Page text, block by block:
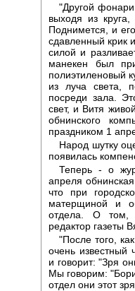
"Другой
выходя из
Поднимется, и
сдавленный крик
силой и
манекен был
полиэтиленовый
из луча света,
посреди зала.
свет, и Витя
обнинского
праздником 1
Народ шутку
появилась
Теперь - о
апреля
что при
матерщиной и
отдела. О том,
редактор газеты
"После того,
очень известный
и говорит: "Зря
Мы говорим:
отдел они этот